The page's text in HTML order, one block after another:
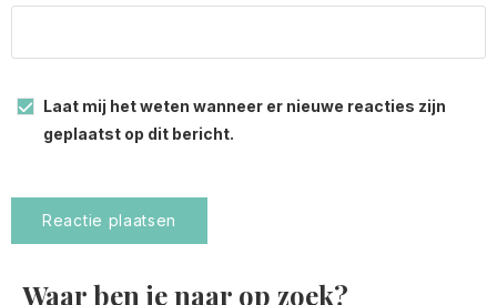
Laat mij het weten wanneer er nieuwe reacties zijn
geplaatst op dit bericht.
Waar ben je naar op zoek?